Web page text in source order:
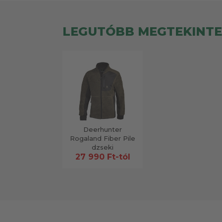
LEGUTÓBB
Deerhunter
Rogaland Fiber Pile
dzseki
27 990 Ft-tól